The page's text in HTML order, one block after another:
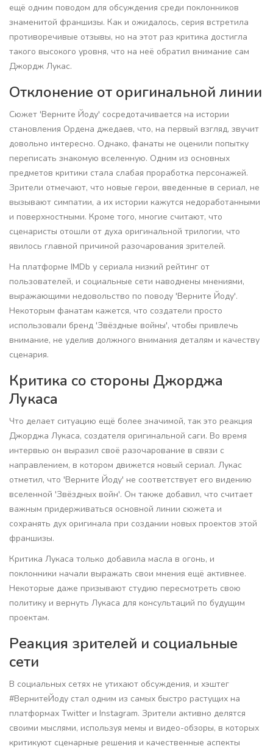
ещё одним поводом для обсуждения среди поклонников
знаменитой франшизы. Как и ожидалось, серия встретила
противоречивые отзывы, но на этот раз критика достигла
такого высокого уровня, что на неё обратил внимание сам
Джордж Лукас.
Отклонение от оригинальной линии
Сюжет 'Верните Йоду' сосредотачивается на истории
становления Ордена джедаев, что, на первый взгляд, звучит
довольно интересно. Однако, фанаты не оценили попытку
переписать знакомую вселенную. Одним из основных
предметов критики стала слабая проработка персонажей.
Зрители отмечают, что новые герои, введенные в сериал, не
вызывают симпатии, а их истории кажутся недоработанными
и поверхностными. Кроме того, многие считают, что
сценаристы отошли от духа оригинальной трилогии, что
явилось главной причиной разочарования зрителей.
На платформе IMDb у сериала низкий рейтинг от
пользователей, и социальные сети наводнены мнениями,
выражающими недовольство по поводу 'Верните Йоду'.
Некоторым фанатам кажется, что создатели просто
использовали бренд 'Звёздные войны', чтобы привлечь
внимание, не уделив должного внимания деталям и качеству
сценария.
Критика со стороны Джорджа
Лукаса
Что делает ситуацию ещё более значимой, так это реакция
Джорджа Лукаса, создателя оригинальной саги. Во время
интервью он выразил своё разочарование в связи с
направлением, в котором движется новый сериал. Лукас
отметил, что 'Верните Йоду' не соответствует его видению
вселенной 'Звёздных войн'. Он также добавил, что считает
важным придерживаться основной линии сюжета и
сохранять дух оригинала при создании новых проектов этой
франшизы.
Критика Лукаса только добавила масла в огонь, и
поклонники начали выражать свои мнения ещё активнее.
Некоторые даже призывают студию пересмотреть свою
политику и вернуть Лукаса для консультаций по будущим
проектам.
Реакция зрителей и социальные
сети
В социальных сетях не утихают обсуждения, и хэштег
#ВернитеЙоду стал одним из самых быстро растущих на
платформах Twitter и Instagram. Зрители активно делятся
своими мыслями, используя мемы и видео-обзоры, в которых
критикуют сценарные решения и качественные аспекты